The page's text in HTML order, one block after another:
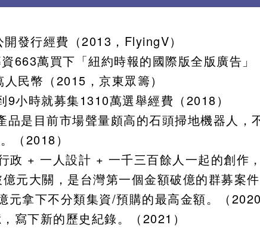
發行經費（2013，FlyingV）
663萬買下「紐約時報的國際版全版廣告」
民幣（2015，京東眾籌）
小時就募集1310萬選舉經費（2018）
是目前市場聲量頗高的石頭掃地機器人，
（2018）
政 + 一人設計 + 一千三百餘人一起的創作
元大關，是台灣第一個金額破億的群募案件
拿下不分類集資/預購的最高金額。（2020
寫下新的歷史紀錄。（2021）